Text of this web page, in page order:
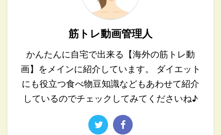
筋トレ動画管理人
かんたんに自宅で出来る【海外の筋トレ動
画】をメインに紹介しています。 ダイエット
にも役立つ食べ物豆知識などもあわせて紹介
しているのでチェックしてみてくださいね♪